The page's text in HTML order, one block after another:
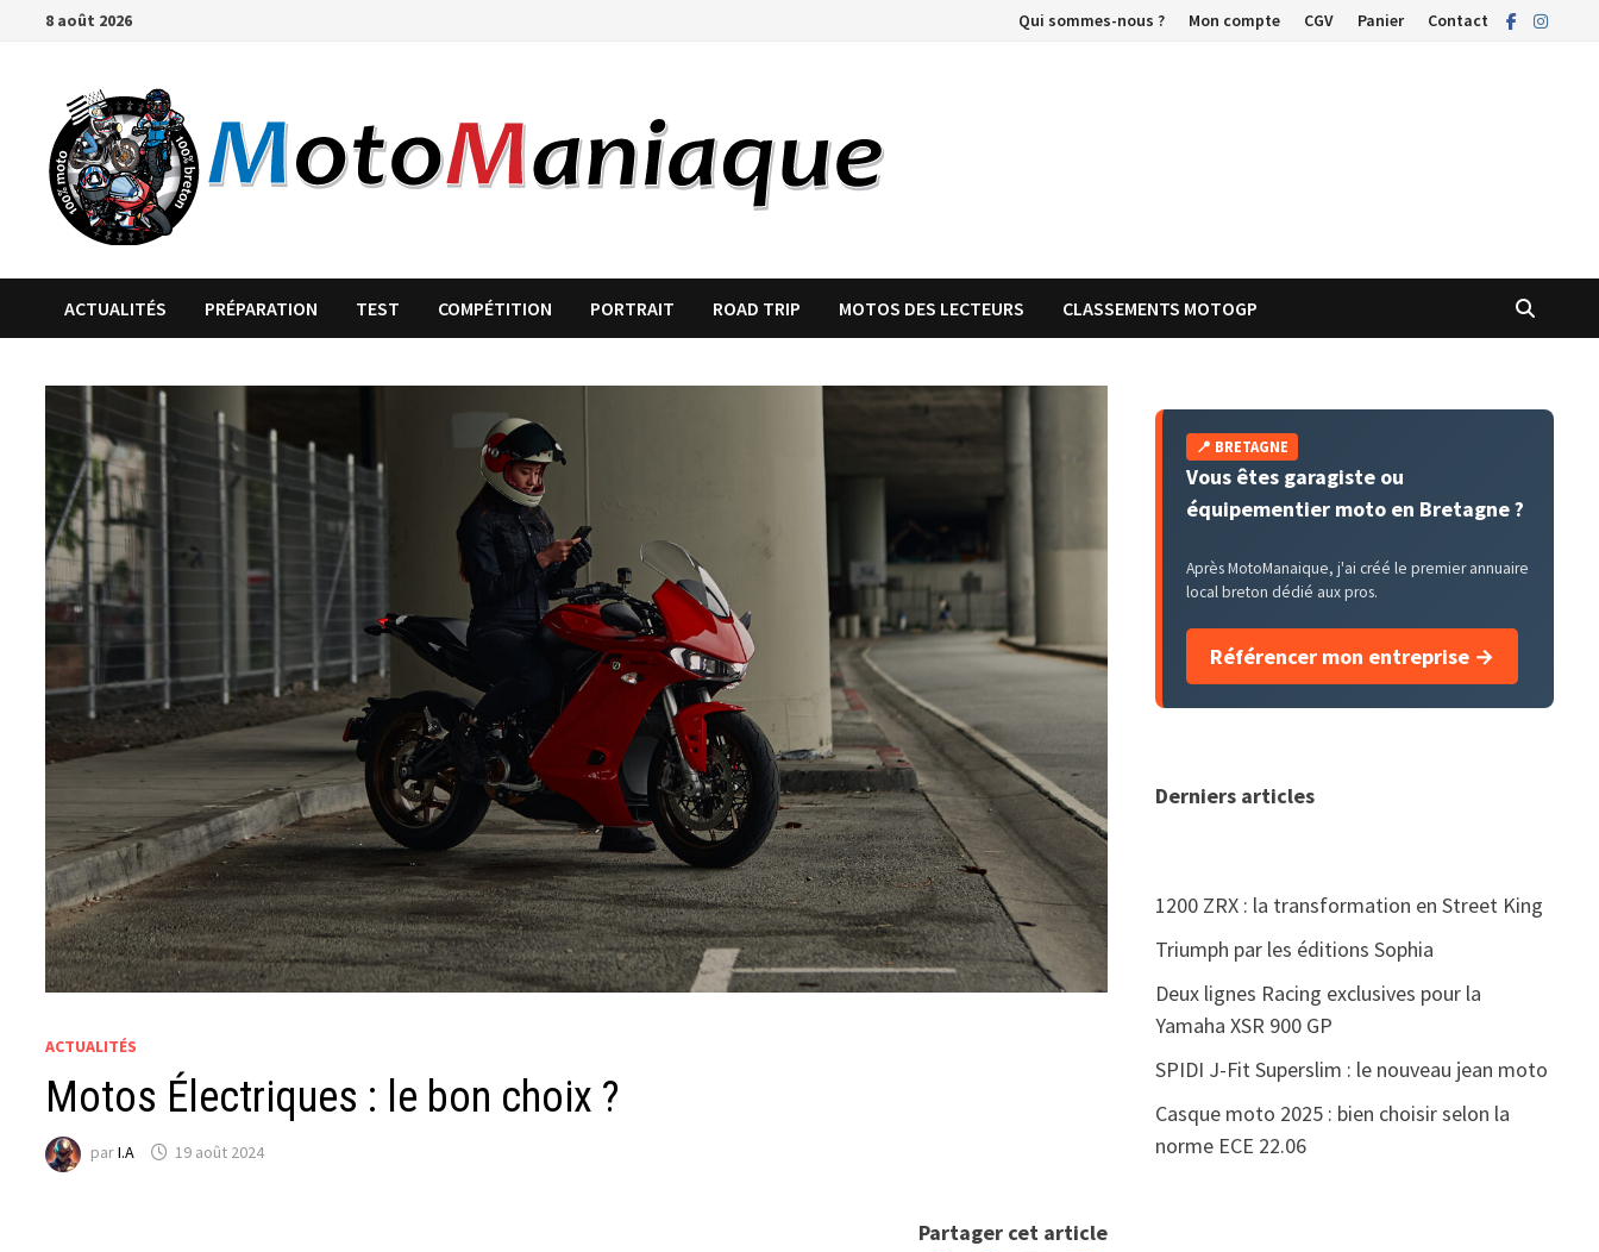
Passer8 août 2026 Qui sommes-nous ? Mon compte CGV Panier Contact
ACTUALITÉS PRÉPARATION TEST COMPÉTITION PORTRAIT ROAD TRIP MOTOS DES LECTEURS CLASSEMENTS MOTOGP
ACTUALITÉS
Motos Électriques : le bon choix ?
parI.A 19 août 2024
Partager cet article
📍 BRETAGNE
Vous êtes garagiste ou
équipementier moto en Bretagne ?
Après MotoManaique, j'ai créé le premier annuaire
local breton dédié aux pros.
Référencer mon entreprise →
Derniers articles
1200 ZRX : la transformation en Street King
Triumph par les éditions Sophia
Deux lignes Racing exclusives pour la
Yamaha XSR 900 GP
SPIDI J-Fit Superslim : le nouveau jean moto
Casque moto 2025 : bien choisir selon la
norme ECE 22.06